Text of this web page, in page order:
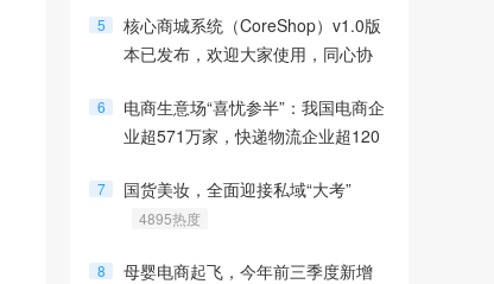
5
核心商城系统（CoreShop）v1.0版
本已发布，欢迎大家使用，同心协
6
电商生意场“喜忧参半”：我国电商企
业超571万家，快递物流企业超120
7
国货美妆，全面迎接私域“大考”
4895热度
8
母婴电商起飞，今年前三季度新增